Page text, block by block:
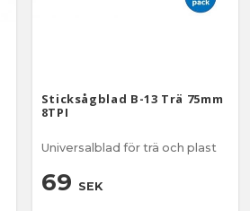
Sticksågblad B-13 Trä 75mm
8TPI
Universalblad för trä och plast
69 SEK